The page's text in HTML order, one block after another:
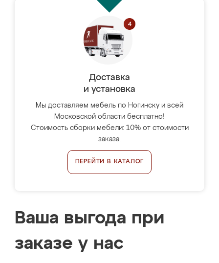
Доставка
и установка
Мы доставляем мебель по Ногинску и всей
Московской области бесплатно!
Стоимость сборки мебели: 10% от стоимости
заказа.
ПЕРЕЙТИ В КАТАЛОГ
Ваша выгода при
заказе у нас